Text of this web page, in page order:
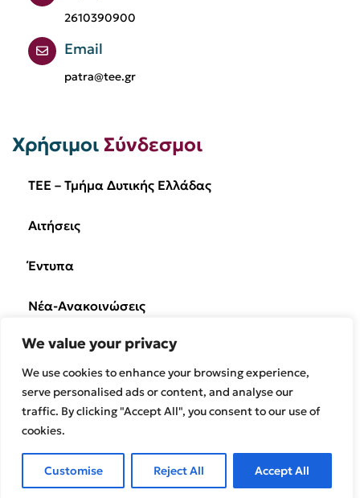
We value your privacy
We use cookies to enhance your browsing experience,
serve personalised ads or content, and analyse our
traffic. By clicking "Accept All", you consent to our use of
cookies.
Customise Reject All Accept All
2610390900
Email
patra@tee.gr
Χρήσιμοι Σύνδεσμοι
TEE – Τμήμα Δυτικής Ελλάδας
Αιτήσεις
Έντυπα
Νέα-Ανακοινώσεις
Ημερίδες/Εκδηλώσεις
Επικοινωνία
© Powered by Knowledge A.E.